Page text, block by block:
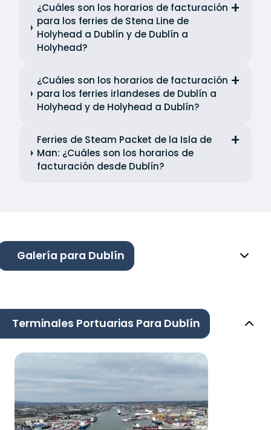
¿Cuáles son los horarios de facturación
para los ferries de Stena Line de
Holyhead a Dublín y de Dublín a
Holyhead?
¿Cuáles son los horarios de facturación
para los ferries irlandeses de Dublín a
Holyhead y de Holyhead a Dublín?
Ferries de Steam Packet de la Isla de
Man: ¿Cuáles son los horarios de
facturación desde Dublín?
Galería para Dublín
Terminales Portuarias Para Dublín